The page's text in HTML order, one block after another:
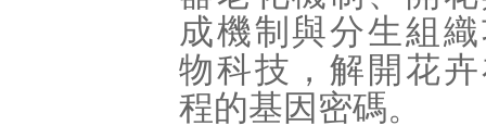
成機制與分生組
物科技，解開花
程的基因密碼。